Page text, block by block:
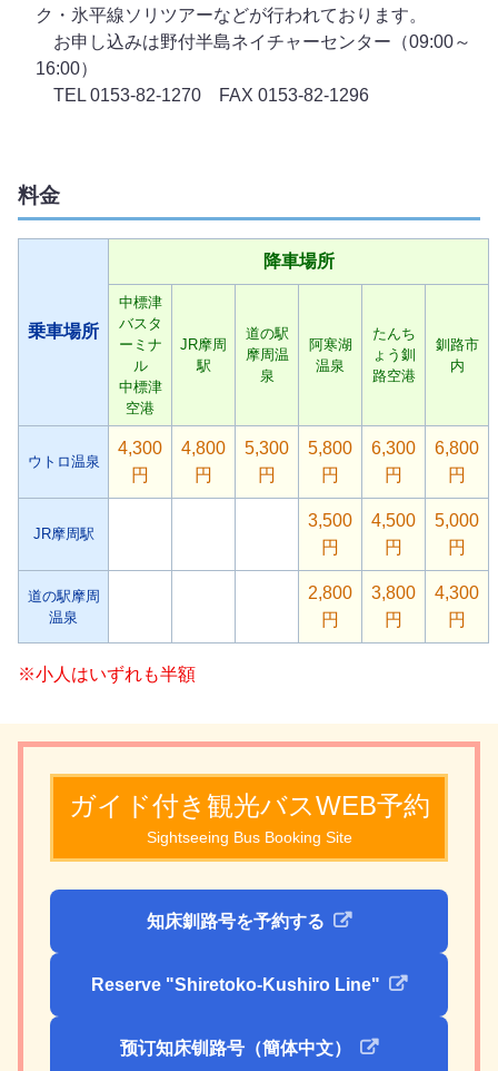
ク・氷平線ソリツアーなどが行われております。
お申し込みは野付半島ネイチャーセンター（09:00～
16:00）
TEL 0153-82-1270 FAX 0153-82-1296
料金
乗車場所
降車場所
中標津
バスタ
ーミナ
ル
中標津
空港
JR摩周
駅
道の駅
摩周温
泉
阿寒湖
温泉
たんち
ょう釧
路空港
釧路市
内
ウトロ温泉
4,300
円
4,800
円
5,300
円
5,800
円
6,300
円
6,800
円
JR摩周駅
3,500
円
4,500
円
5,000
円
道の駅摩周
温泉
2,800
円
3,800
円
4,300
円
※小人はいずれも半額
ガイド付き観光バスWEB予約
Sightseeing Bus Booking Site
知床釧路号を予約する
Reserve "Shiretoko-Kushiro Line"
预订知床钏路号（簡体中文）